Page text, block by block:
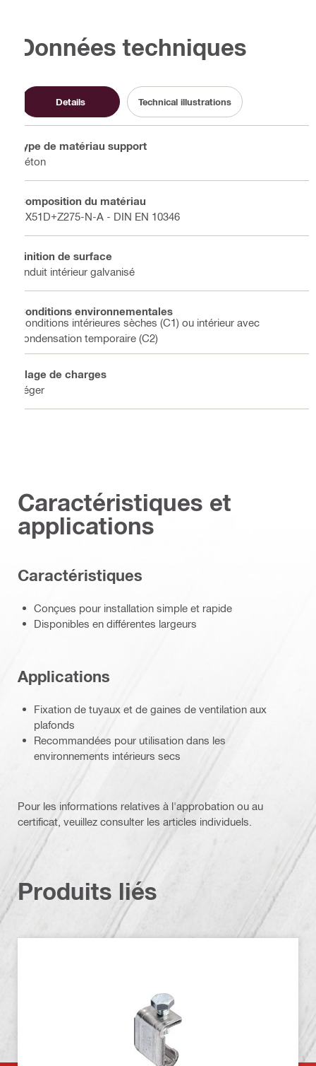
Données techniques
Details Technical illustrations
Type de matériau support
Béton
Composition du matériau
DX51D+Z275-N-A - DIN EN 10346
Finition de surface
Enduit intérieur galvanisé
Conditions environnementales
Conditions intérieures sèches (C1) ou intérieur avec
condensation temporaire (C2)
Plage de charges
Léger
Caractéristiques et
applications
Caractéristiques
Conçues pour installation simple et rapide
Disponibles en différentes largeurs
Applications
Fixation de tuyaux et de gaines de ventilation aux
plafonds
Recommandées pour utilisation dans les
environnements intérieurs secs
Pour les informations relatives à l'approbation ou au
certificat, veuillez consulter les articles individuels.
Produits liés